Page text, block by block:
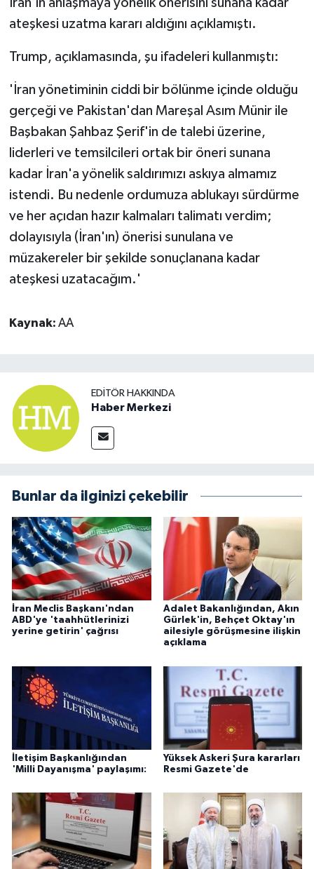
İran'ın anlaşmaya yönelik önerisini sunana kadar
ateşkesi uzatma kararı aldığını açıklamıştı.
Trump, açıklamasında, şu ifadeleri kullanmıştı:
'İran yönetiminin ciddi bir bölünme içinde olduğu
gerçeği ve Pakistan'dan Mareşal Asım Münir ile
Başbakan Şahbaz Şerif'in de talebi üzerine,
liderleri ve temsilcileri ortak bir öneri sunana
kadar İran'a yönelik saldırımızı askıya almamız
istendi. Bu nedenle ordumuza ablukayı sürdürme
ve her açıdan hazır kalmaları talimatı verdim;
dolayısıyla (İran'ın) önerisi sunulana ve
müzakereler bir şekilde sonuçlanana kadar
ateşkesi uzatacağım.' ​​​​​​​
Kaynak: AA
EDITÖR HAKKINDA
Haber Merkezi
Bunlar da ilginizi çekebilir
İran Meclis Başkanı'ndan
ABD'ye 'taahhütlerinizi
yerine getirin' çağrısı
Adalet Bakanlığından, Akın
Gürlek'in, Behçet Oktay'ın
ailesiyle görüşmesine ilişkin
açıklama
İletişim Başkanlığından
'Milli Dayanışma' paylaşımı:
Yüksek Askeri Şura kararları
Resmi Gazete'de